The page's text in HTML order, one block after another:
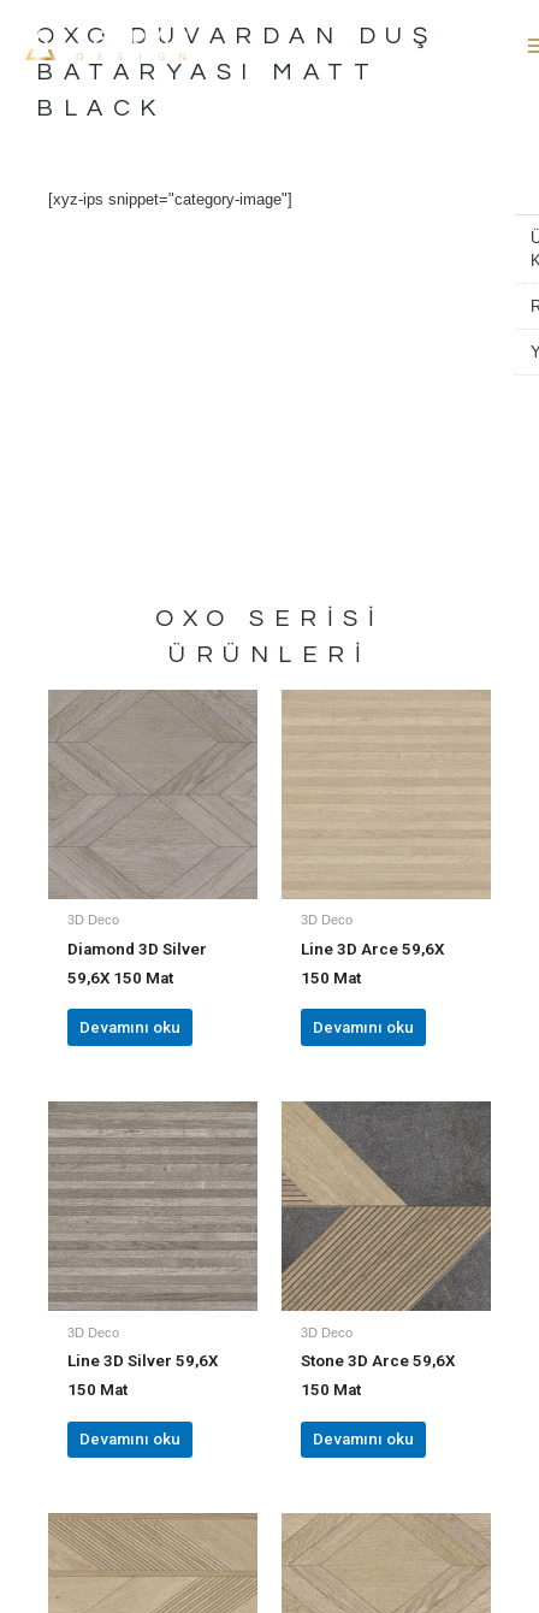
OXO DUVARDAN DUŞ
BATARYASI MATT
BLACK
[xyz-ips snippet="category-image"]
OXO
SERISI
ÜRÜNLERI
3D Deco
Diamond 3D Silver
59,6X 150 Mat
Devamını oku
3D Deco
Line 3D Arce 59,6X
150 Mat
Devamını oku
3D Deco
Line 3D Silver 59,6X
150 Mat
Devamını oku
3D Deco
Stone 3D Arce 59,6X
150 Mat
Devamını oku